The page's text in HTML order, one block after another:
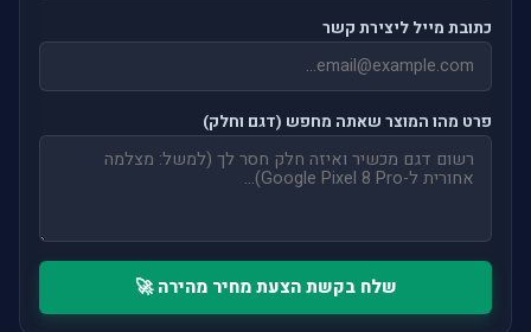
כתובת מייל ליצירת קשר
פרט מהו המוצר שאתה מחפש (דגם וחלק)
שלח בקשת הצעת מחיר מהירה 🚀